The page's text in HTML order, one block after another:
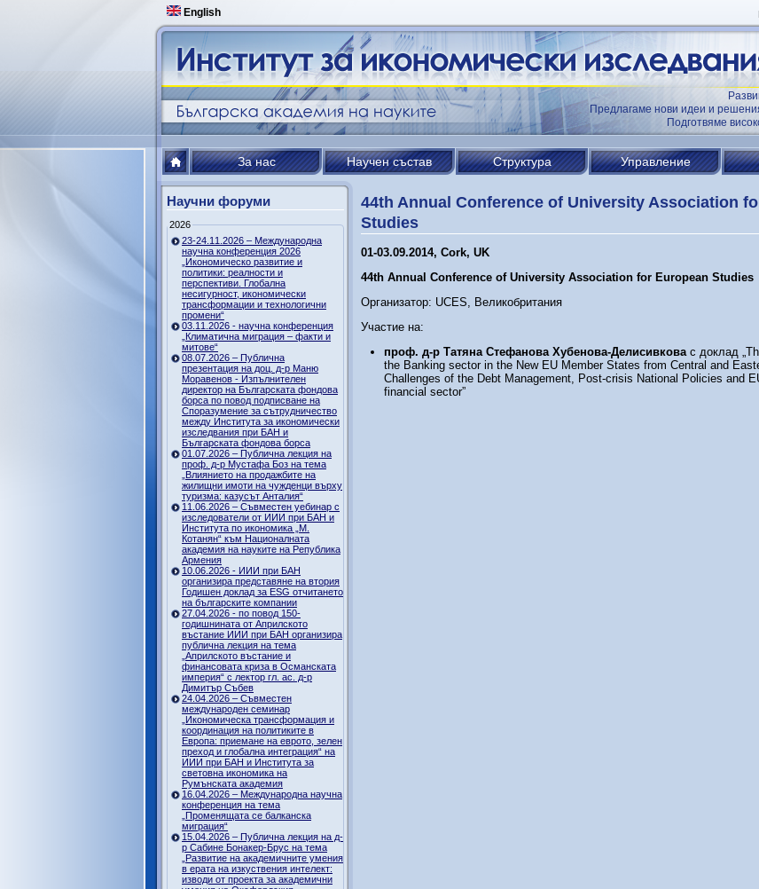
English
Предлагаме нови идеи и
Подготвяме
За нас Научен състав Структура Управление
Научни форуми
2026
23-24.11.2026 – Международна
научна конференция 2026
„Икономическо развитие и
политики: реалности и
перспективи. Глобална
несигурност, икономически
трансформации и технологични
промени“
03.11.2026 - научна конференция
„Климатична миграция – факти и
митове“
08.07.2026 – Публична
презентация на доц. д-р Маню
Моравенов - Изпълнителен
директор на Българската фондова
борса по повод подписване на
Споразумение за сътрудничество
между Института за икономически
изследвания при БАН и
Българската фондова борса
01.07.2026 – Публична лекция на
проф. д-р Мустафа Боз на тема
„Влиянието на продажбите на
жилищни имоти на чужденци върху
туризма: казусът Анталия“
11.06.2026 – Съвместен уебинар с
изследователи от ИИИ при БАН и
Института по икономика „М.
Котанян“ към Националната
академия на науките на Република
Армения
10.06.2026 - ИИИ при БАН
организира представяне на втория
Годишен доклад за ESG отчитането
на българските компании
27.04.2026 - по повод 150-
годишнината от Априлското
въстание ИИИ при БАН организира
публична лекция на тема
„Априлското въстание и
финансовата криза в Османската
империя“ с лектор гл. ас. д-р
Димитър Събев
24.04.2026 – Съвместен
международен семинар
„Икономическа трансформация и
координация на политиките в
Европа: приемане на еврото, зелен
преход и глобална интеграция“ на
ИИИ при БАН и Института за
световна икономика на
Румънската академия
16.04.2026 – Международна научна
конференция на тема
„Променящата се балканска
миграция“
15.04.2026 – Публична лекция на д-
р Сабине Бонакер-Брус на тема
„Развитие на академичните умения
в ерата на изкуствения интелект:
изводи от проекта за академични
44th Annual Conference of University Association
Studies
01-03.09.2014, Cork, UK
44th Annual Conference of University Association for European Studies
Организатор: UCES, Великобритания
Участие на:
проф. д-р Татяна Стефанова Хубенова-Делисивкова с доклад
the Banking sector in the New EU Member States from Central and
Challenges of the Debt Management, Post-crisis National Policies and
financial sector”